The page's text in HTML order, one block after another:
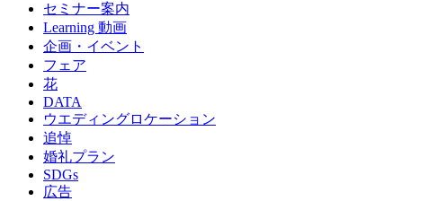
セミナー案内
Learning 動画
企画・イベント
フェア
花
DATA
ウエディングロケーション
追悼
婚礼プラン
SDGs
広告